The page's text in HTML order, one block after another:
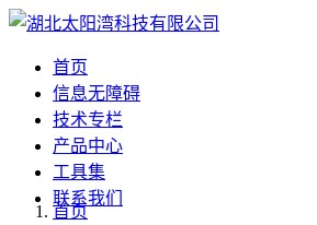
首页
信息无障碍
技术专栏
产品中心
工具集
联系我们
首页